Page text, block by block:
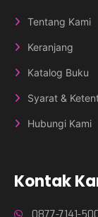
Tentang Kami
Keranjang
Katalog Buku
Syarat &
Hubungi Kami
Kontak
0877-7141-